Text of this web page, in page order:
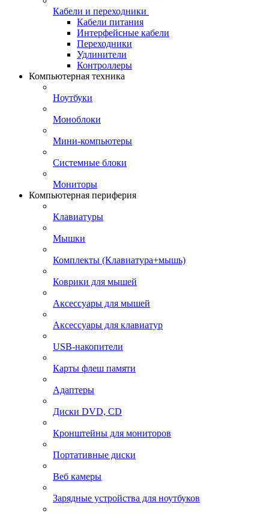
Кабели и переходники
Кабели питания
Интерфейсные кабели
Переходники
Удлинители
Контроллеры
Компьютерная техника
Ноутбуки
Моноблоки
Мини-компьютеры
Системные блоки
Мониторы
Компьютерная периферия
Клавиатуры
Мышки
Комплекты (Клавиатура+мышь)
Коврики для мышей
Аксессуары для мышей
Аксессуары для клавиатур
USB-накопители
Карты флеш памяти
Адаптеры
Диски DVD, CD
Кронштейны для мониторов
Портативные диски
Веб камеры
Зарядные устройства для ноутбуков